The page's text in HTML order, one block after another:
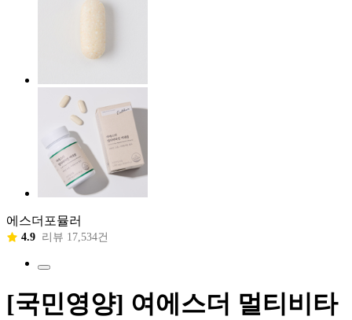
에스더포뮬러
4.9 리뷰 17,534건
[국민영양] 여에스더 멀티비타